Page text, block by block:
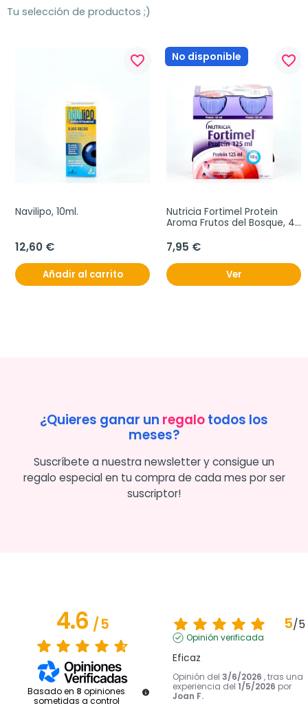
Tu selección de productos ;)
favorite_border
Navilipo, 10ml.
12,60 €
Añadir al carrito
No disponible favorite_border
Nutricia Fortimel Protein
Aroma Frutos del Bosque, 4
7,95 €
Ver
¿Quieres ganar un regalotodos los
meses?
Suscríbete a nuestra newsletter y consigue un
regalo especial en tu compra de cada mes por ser
suscriptor!
4.6/5
Basado en 8 opiniones
sometidas a control
5/5
Opinión verificada
Eficaz
Opinión del 3/6/2026 , tras una
experiencia del 1/5/2026 por
Joan F.